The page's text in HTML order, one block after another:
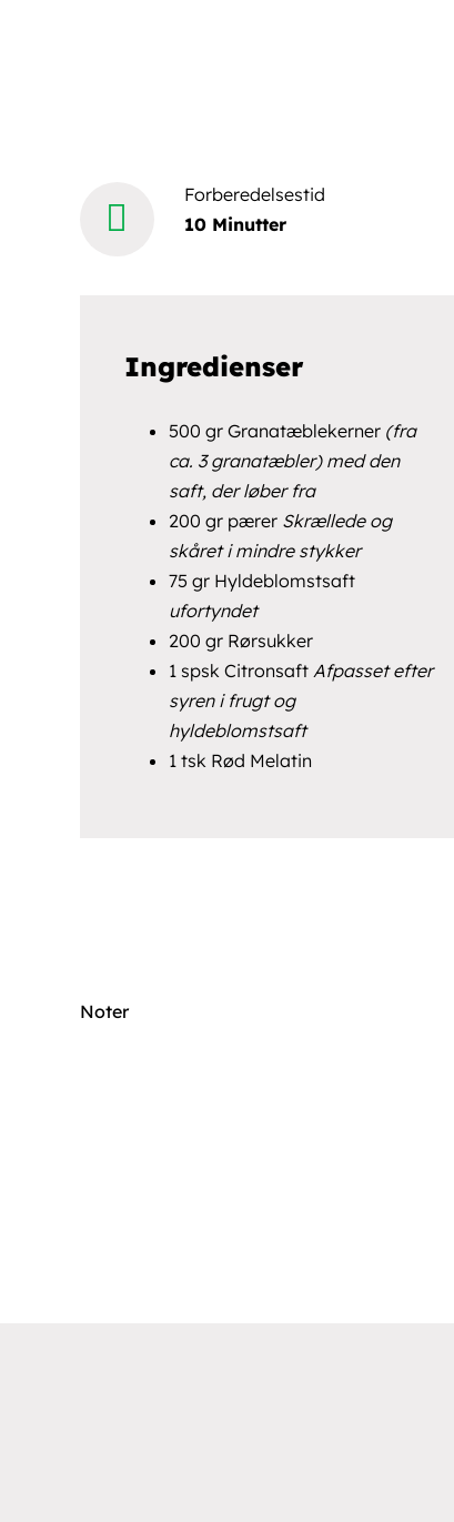
Forberedelsestid
10 Minutter
Ingredienser
500 gr Granatæblekerner(fra
ca. 3 granatæbler) med den
saft, der løber fra
200 gr pærer Skrællede og
skåret i mindre stykker
75 gr Hyldeblomstsaft
ufortyndet
200 gr Rørsukker
1 spsk Citronsaft Afpasset efter
syren i frugt og
hyldeblomstsaft
1 tsk Rød Melatin
Noter